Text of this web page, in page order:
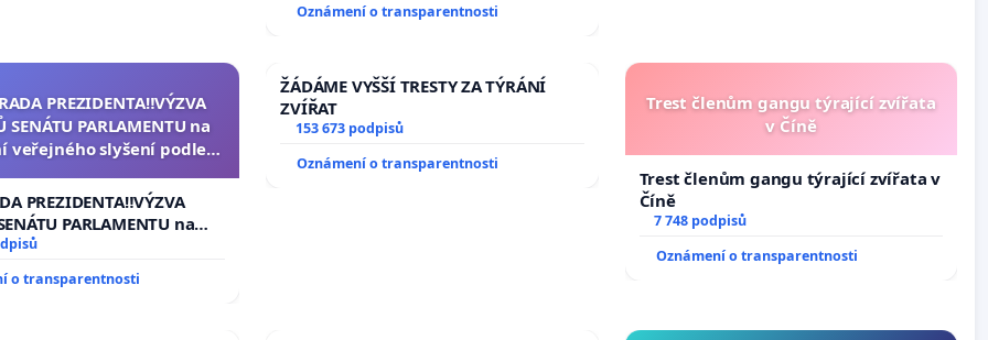
Oznámení o transparentnosti
PREZIDENTA‼️VÝZVA
SENÁTU PARLAMENTU na
veřejného slyšení podle §
přijetí usnesení k podání
žaloby na prezidenta
republiky
PREZIDENTA‼️VÝZVA
PARLAMENTU na
veřejného slyšení podle §
k podání ústavní
o transparentnosti
ŽÁDÁME VYŠŠÍ TRESTY ZA TÝRÁNÍ
ZVÍŘAT
153 673 podpisů
Oznámení o transparentnosti
Trest členům gangu týrající zvířata
v Číně
Trest členům gangu týrající zvířata v
Číně
7 748 podpisů
Oznámení o transparentnosti